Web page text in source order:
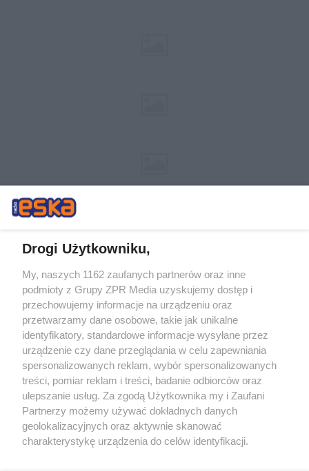
Żaden utwór zamieszczony w serwisie nie może być powielany i
rozpowszechniany lub dalej rozpowszechniany w jakikolwiek sposób (w
tym także elektroniczny lub mechaniczny) na jakimkolwiek polu
eksploatacji w jakiejkolwiek formie, włącznie z umieszczaniem w
Internecie bez pisemnej zgody właściciela praw. Jakiekolwiek użycie lub
wykorzystanie utworów w całości lub w części z naruszeniem prawa,
tzn. bez właściwej zgody, jest zabronione pod groźbą kary i może być
ścigane prawnie.
Drogi Użytkowniku,
My, naszych 1162 zaufanych partnerów oraz inne
podmioty z Grupy ZPR Media uzyskujemy dostęp i
przechowujemy informacje na urządzeniu oraz
przetwarzamy dane osobowe, takie jak unikalne
identyfikatory, standardowe informacje wysyłane przez
urządzenie czy dane przeglądania w celu zapewniania
spersonalizowanych reklam, wybór spersonalizowanych
treści, pomiar reklam i treści, badanie odbiorców oraz
ulepszanie usług. Za zgodą Użytkownika my i Zaufani
Partnerzy możemy używać dokładnych danych
geolokalizacyjnych oraz aktywnie skanować
charakterystykę urządzenia do celów identyfikacji.